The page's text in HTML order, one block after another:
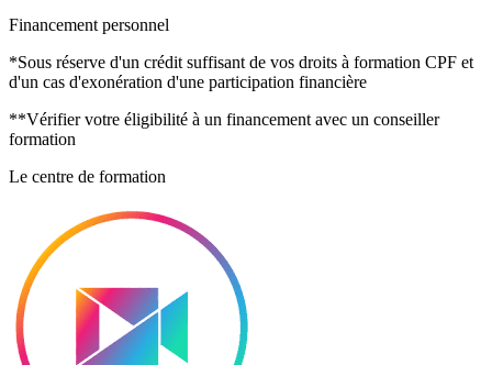
Financement personnel
*Sous réserve d'un crédit suffisant de vos droits à formation CPF et
d'un cas d'exonération d'une participation financière
**Vérifier votre éligibilité à un financement avec un conseiller
formation
Le centre de formation